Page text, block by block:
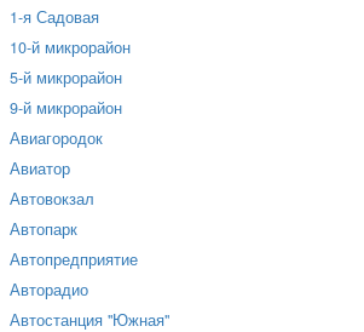
1-я Садовая
10-й микрорайон
5-й микрорайон
9-й микрорайон
Авиагородок
Авиатор
Автовокзал
Автопарк
Автопредприятие
Авторадио
Автостанция "Южная"